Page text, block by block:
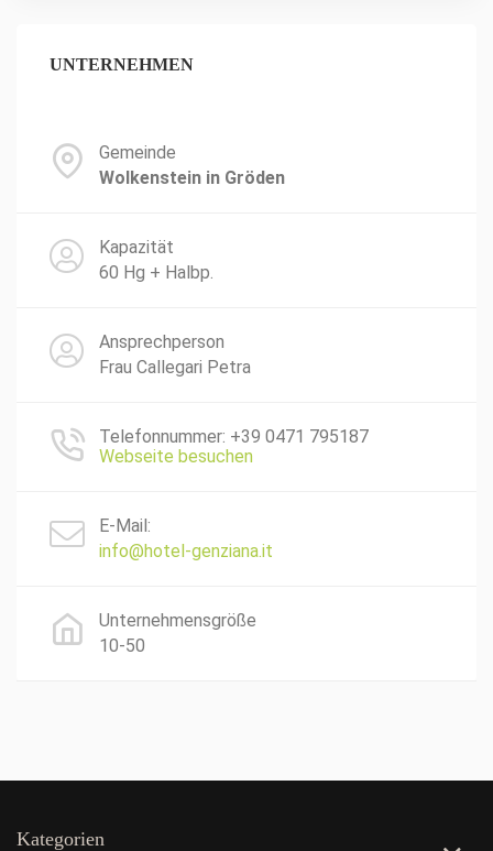
UNTERNEHMEN
Gemeinde
Wolkenstein in Gröden
Kapazität
60 Hg + Halbp.
Ansprechperson
Frau Callegari Petra
Telefonnummer: +39 0471 795187
Webseite besuchen
E-Mail:
info@hotel-genziana.it
Unternehmensgröße
10-50
Kategorien